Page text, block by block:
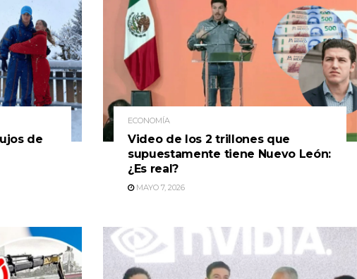
de
ECONOMÍA
Video de los 2 trillones que
supuestamente tiene Nuevo León:
¿Es real?
MAYO 7, 2026